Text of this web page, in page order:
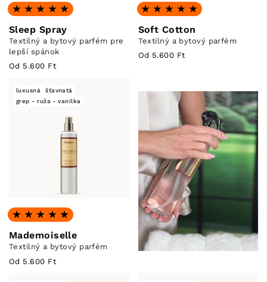
Hodnotenie: 5.0 z 5
Sleep Spray
Textilný a bytový parfém pre
lepší spánok
Od 5.600 Ft
Hodnotenie: 5.0 z 5
Soft Cotton
Textilný a bytový parfém
Od 5.600 Ft
luxusná
šťavnatá
grep - ruža - vanilka
Hodnotenie: 4.88 z 5
Mademoiselle
Textilný a bytový parfém
Od 5.600 Ft